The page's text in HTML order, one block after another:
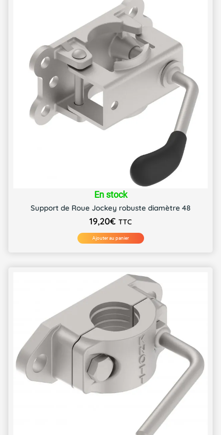
En stock
Support de Roue Jockey robuste diamètre 48
19,20€ TTC
Ajouter au panier